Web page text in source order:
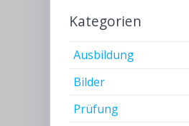
Kategorien
Ausbildung
Bilder
Prüfung